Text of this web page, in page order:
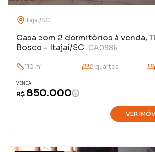
Itajaí/SC
Casa com 2 dormitórios à venda, 110
Bosco - Itajaí/SC CA0986
110 m² 2 quartos
VENDA
R$ 850.000
VER